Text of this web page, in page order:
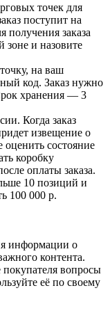
точек для
поступит на
получения заказа
зоне и назовите
на ваш
код. Заказ нужно
хранения — 3
Когда заказ
извещение о
состояние
коробку
оплаты заказа.
10 позиций и
100 000 р.
информации о
контента.
вопросы
её по своему